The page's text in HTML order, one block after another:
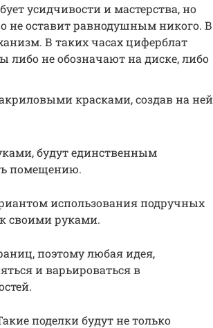
усидчивости и мастерства, но
не оставит равнодушным никого. В
В таких часах циферблат
либо не обозначают на диске, либо
красками, создав на ней
будут единственным
помещению.
использования подручных
своими руками.
поэтому любая идея,
и варьироваться в
поделки будут не только